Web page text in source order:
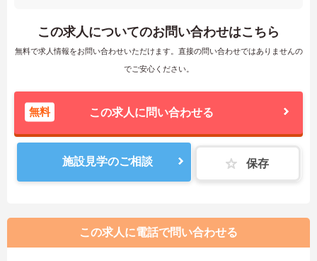
この求人についてのお問い合わせはこちら
無料で求人情報をお問い合わせいただけます。直接の問い合わせではありませんの
でご安心ください。
無料 この求人に問い合わせる
施設見学のご相談 保存
この求人に電話で問い合わせる